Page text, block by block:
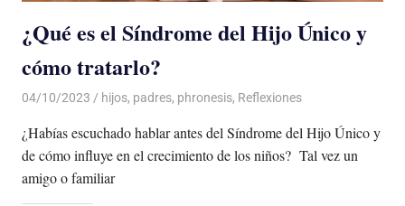
¿Qué es el Síndrome del Hijo Único y
cómo tratarlo?
04/10/2023 De todo un Poco
hijos, padres, phronesis, Reflexiones
¿Habías escuchado hablar antes del Síndrome del Hijo Único y
de cómo influye en el crecimiento de los niños? Tal vez un
amigo o familiar